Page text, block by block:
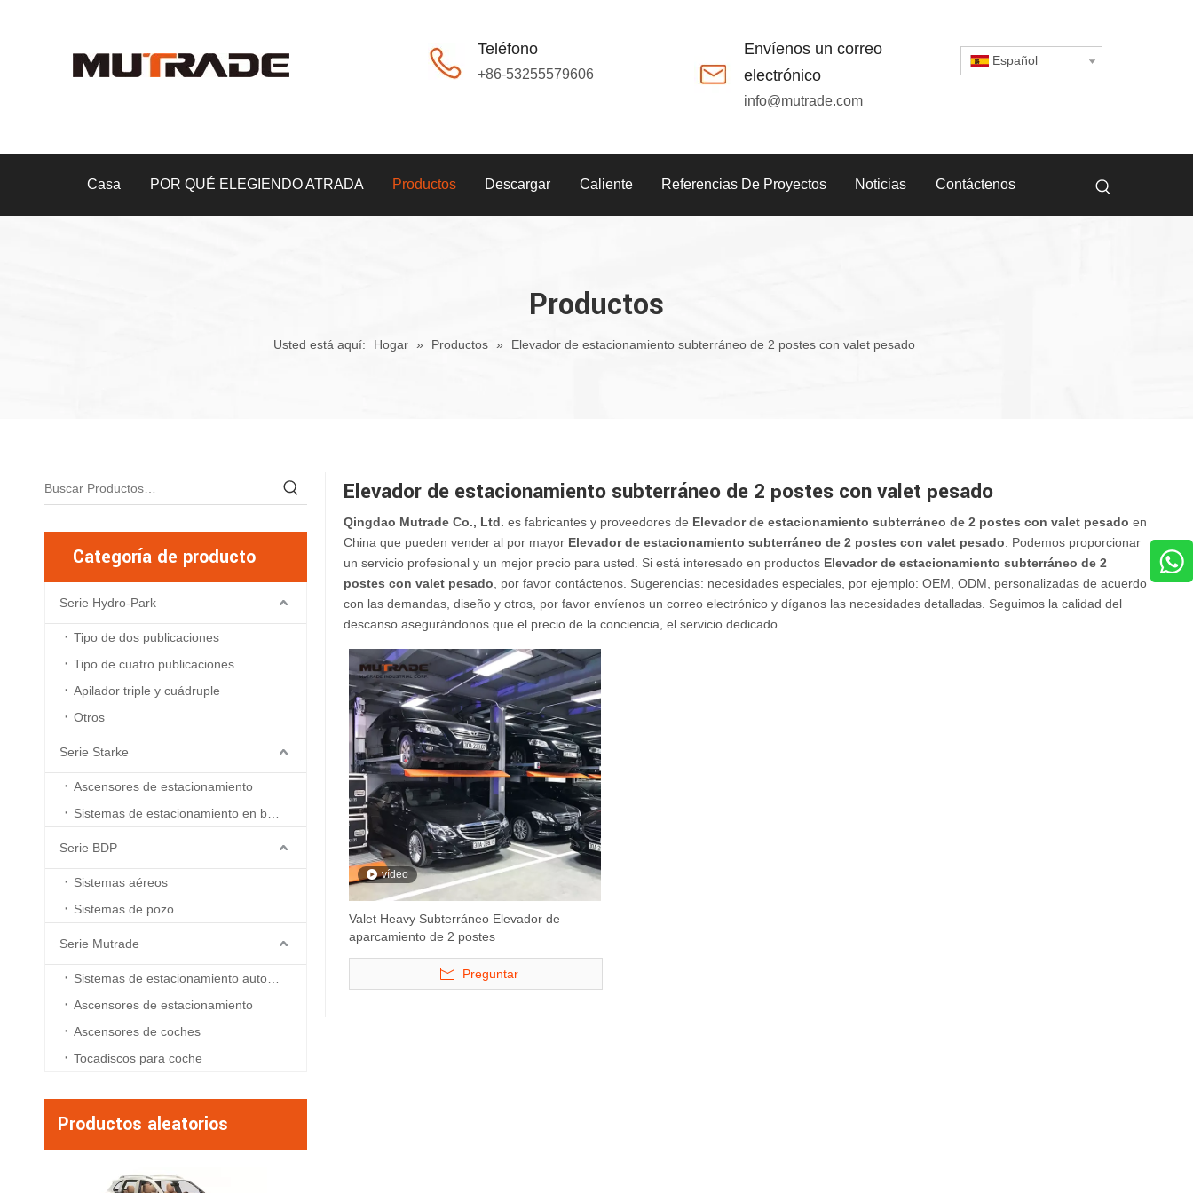
Teléfono
+86-53255579606
Envíenos un correo
electrónico
info@mutrade.com
Español
Casa POR QUÉ ELEGIENDO ATRADA Productos Descargar Caliente Referencias De Proyectos Noticias Contáctenos
Productos
Usted está aquí: Hogar » Productos » Elevador de estacionamiento subterráneo de 2 postes con valet pesado
Categoría de producto
Serie Hydro-Park
Tipo de dos publicaciones
Tipo de cuatro publicaciones
Apilador triple y cuádruple
Otros
Serie Starke
Ascensores de estacionamiento
Serie BDP
Sistemas aéreos
Sistemas de pozo
Serie Mutrade
Ascensores de estacionamiento
Ascensores de coches
Tocadiscos para coche
Productos aleatorios
Elevador de estacionamiento subterráneo de 2 postes con valet pesado
Qingdao Mutrade Co., Ltd. es fabricantes y proveedores de Elevador de estacionamiento subterráneo de 2 postes con valet pesado en
China que pueden vender al por mayor Elevador de estacionamiento subterráneo de 2 postes con valet pesado . Podemos proporcionar
un servicio profesional y un mejor precio para usted. Si está interesado en productos Elevador de estacionamiento subterráneo de 2
postes con valet pesado , por favor contáctenos. Sugerencias: necesidades especiales, por ejemplo: OEM, ODM, personalizadas de acuerdo
con las demandas, diseño y otros, por favor envíenos un correo electrónico y díganos las necesidades detalladas. Seguimos la calidad del
descanso asegurándonos que el precio de la conciencia, el servicio dedicado.
vídeo
Valet Heavy Subterráneo Elevador de
aparcamiento de 2 postes
Preguntar